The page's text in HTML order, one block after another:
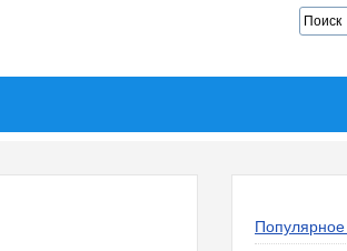
Популярное